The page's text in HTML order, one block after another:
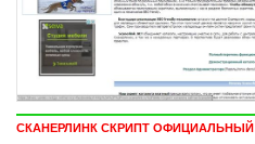
СКАНЕРЛИНК СКРИПТ ОФИЦИАЛЬНЫЙ